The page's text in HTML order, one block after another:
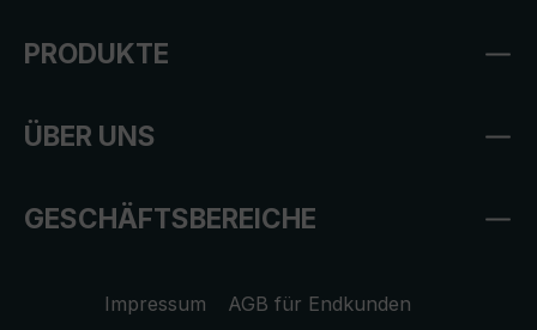
PRODUKTE
ÜBER UNS
GESCHÄFTSBEREICHE
Impressum
AGB für Endkunden